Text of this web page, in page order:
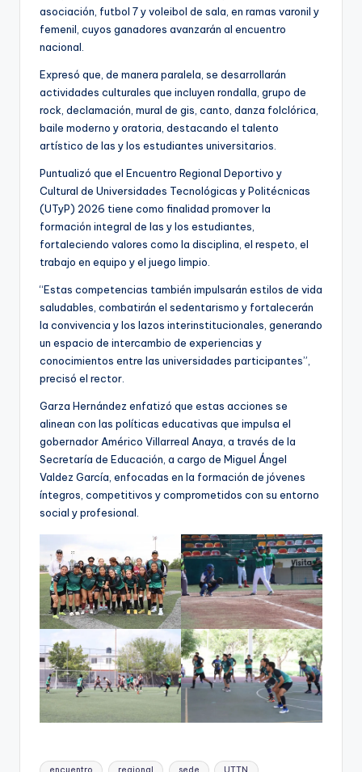
asociación, futbol 7 y voleibol de sala, en ramas varonil y
femenil, cuyos ganadores avanzarán al encuentro
nacional.
Expresó que, de manera paralela, se desarrollarán
actividades culturales que incluyen rondalla, grupo de
rock, declamación, mural de gis, canto, danza folclórica,
baile moderno y oratoria, destacando el talento
artístico de las y los estudiantes universitarios.
Puntualizó que el Encuentro Regional Deportivo y
Cultural de Universidades Tecnológicas y Politécnicas
(UTyP) 2026 tiene como finalidad promover la
formación integral de las y los estudiantes,
fortaleciendo valores como la disciplina, el respeto, el
trabajo en equipo y el juego limpio.
“Estas competencias también impulsarán estilos de vida
saludables, combatirán el sedentarismo y fortalecerán
la convivencia y los lazos interinstitucionales, generando
un espacio de intercambio de experiencias y
conocimientos entre las universidades participantes”,
precisó el rector.
Garza Hernández enfatizó que estas acciones se
alinean con las políticas educativas que impulsa el
gobernador Américo Villarreal Anaya, a través de la
Secretaría de Educación, a cargo de Miguel Ángel
Valdez García, enfocadas en la formación de jóvenes
íntegros, competitivos y comprometidos con su entorno
social y profesional.
Etiquetas: